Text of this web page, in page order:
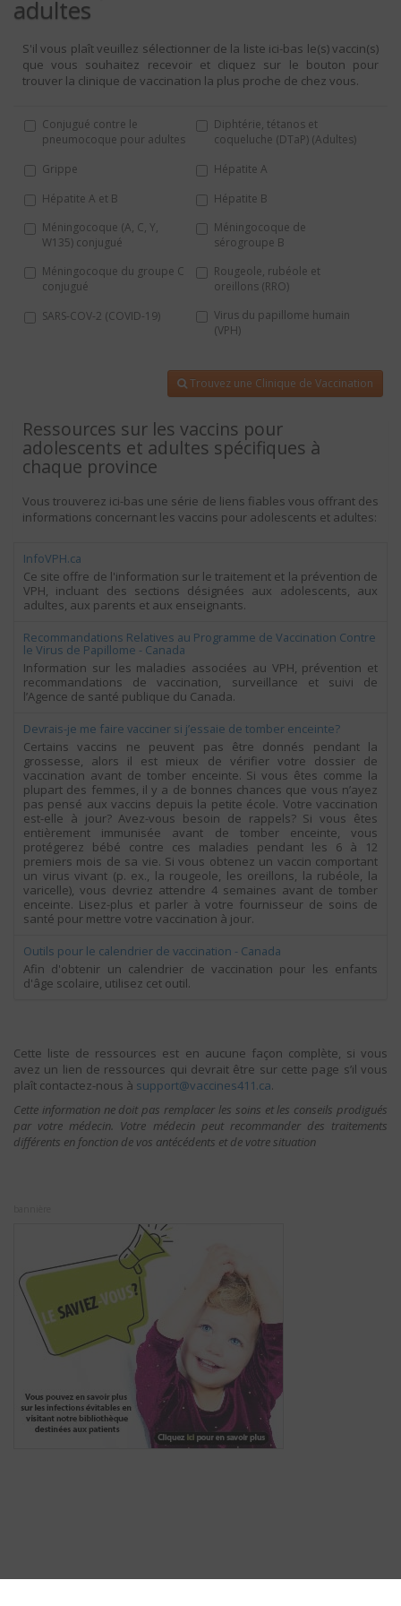
adultes
S'il vous plaît veuillez sélectionner de la liste ici-bas le(s) vaccin(s)
que vous souhaitez recevoir et cliquez sur le bouton pour
trouver la clinique de vaccination la plus proche de chez vous.
Conjugué contre le
pneumocoque pour adultes
Diphtérie, tétanos et
coqueluche (DTaP) (Adultes)
Grippe
Hépatite A
Hépatite A et B
Hépatite B
Méningocoque (A, C, Y,
W135) conjugué
Méningocoque de
sérogroupe B
Méningocoque du groupe C
conjugué
Rougeole, rubéole et
oreillons (RRO)
SARS-COV-2 (COVID-19)
Virus du papillome humain
(VPH)
Trouvez une Clinique de Vaccination
Ressources sur les vaccins pour
adolescents et adultes spécifiques à
chaque province
Vous trouverez ici-bas une série de liens fiables vous offrant des
informations concernant les vaccins pour adolescents et adultes:
InfoVPH.ca
Ce site offre de l'information sur le traitement et la prévention de
VPH, incluant des sections désignées aux adolescents, aux
adultes, aux parents et aux enseignants.
Recommandations Relatives au Programme de Vaccination Contre
le Virus de Papillome - Canada
Information sur les maladies associées au VPH, prévention et
recommandations de vaccination, surveillance et suivi de
l’Agence de santé publique du Canada.
Devrais-je me faire vacciner si j’essaie de tomber enceinte?
Certains vaccins ne peuvent pas être donnés pendant la
grossesse, alors il est mieux de vérifier votre dossier de
vaccination avant de tomber enceinte. Si vous êtes comme la
plupart des femmes, il y a de bonnes chances que vous n’ayez
pas pensé aux vaccins depuis la petite école. Votre vaccination
est-elle à jour? Avez-vous besoin de rappels? Si vous êtes
entièrement immunisée avant de tomber enceinte, vous
protégerez bébé contre ces maladies pendant les 6 à 12
premiers mois de sa vie. Si vous obtenez un vaccin comportant
un virus vivant (p. ex., la rougeole, les oreillons, la rubéole, la
varicelle), vous devriez attendre 4 semaines avant de tomber
enceinte. Lisez-plus et parler à votre fournisseur de soins de
santé pour mettre votre vaccination à jour.
Outils pour le calendrier de vaccination - Canada
Afin d'obtenir un calendrier de vaccination pour les enfants
d'âge scolaire, utilisez cet outil.
Cette liste de ressources est en aucune façon complète, si vous
avez un lien de ressources qui devrait être sur cette page s’il vous
plaît contactez-nous à ac.114seniccav@troppus.
Cette information ne doit pas remplacer les soins et les conseils prodigués
par votre médecin. Votre médecin peut recommander des traitements
différents en fonction de vos antécédents et de votre situation